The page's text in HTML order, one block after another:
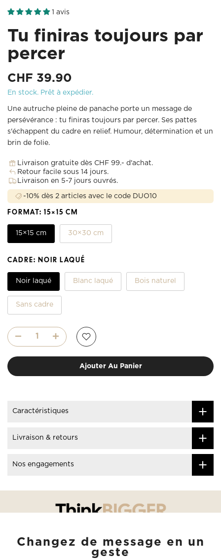
1 avis
Tu finiras toujours par
percer
CHF 39.90
En stock. Prêt à expédier.
Une autruche pleine de panache porte un message de
persévérance : tu finiras toujours par percer. Ses pattes
s'échappent du cadre en relief. Humour, détermination et un
brin de folie.
Livraison gratuite dès CHF 99.- d'achat.
Retour facile sous 14 jours.
Livraison en 5-7 jours ouvrés.
-10% dès 2 articles avec le code DUO10
FORMAT:15×15 CM
15×15 cm 30×30 cm
CADRE: NOIR LAQUÉ
Noir laqué Blanc laqué Bois naturel
Sans cadre
Ajouter Au Panier
Caractéristiques
Livraison & retours
Nos engagements
Changez de message en un
geste